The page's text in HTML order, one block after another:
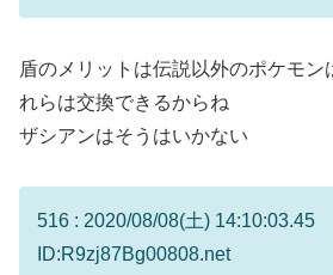
盾のメリットは伝説以外のポケモン
れらは交換できるからね
ザシアンはそうはいかない
516 : 2020/08/08(土) 14:10:03.45
ID:R9zj87Bg00808.net